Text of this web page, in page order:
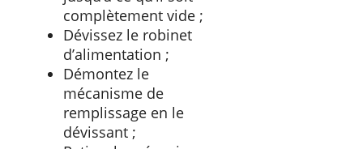
complètement vide ;
Dévissez le robinet
d’alimentation ;
Démontez le
mécanisme de
remplissage en le
dévissant ;